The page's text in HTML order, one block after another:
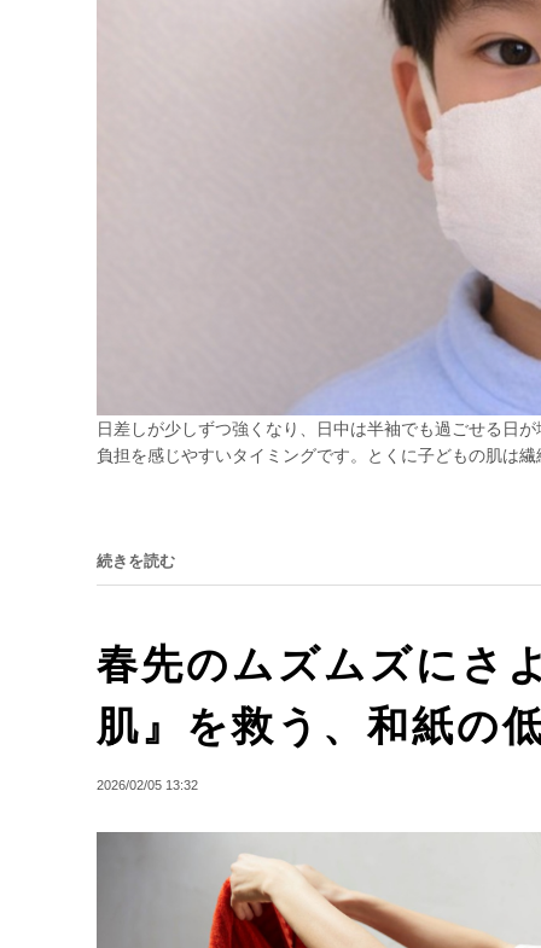
日差しが少しずつ強くなり、日中は半袖でも過ごせる日
負担を感じやすいタイミングです。とくに子どもの肌は
続きを読む
春先のムズムズにさ
肌』を救う、和紙の
2026/02/05 13:32